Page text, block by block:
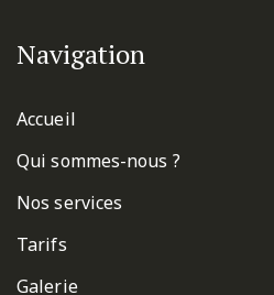
Navigation
Accueil
Qui sommes-nous ?
Nos services
Tarifs
Galerie